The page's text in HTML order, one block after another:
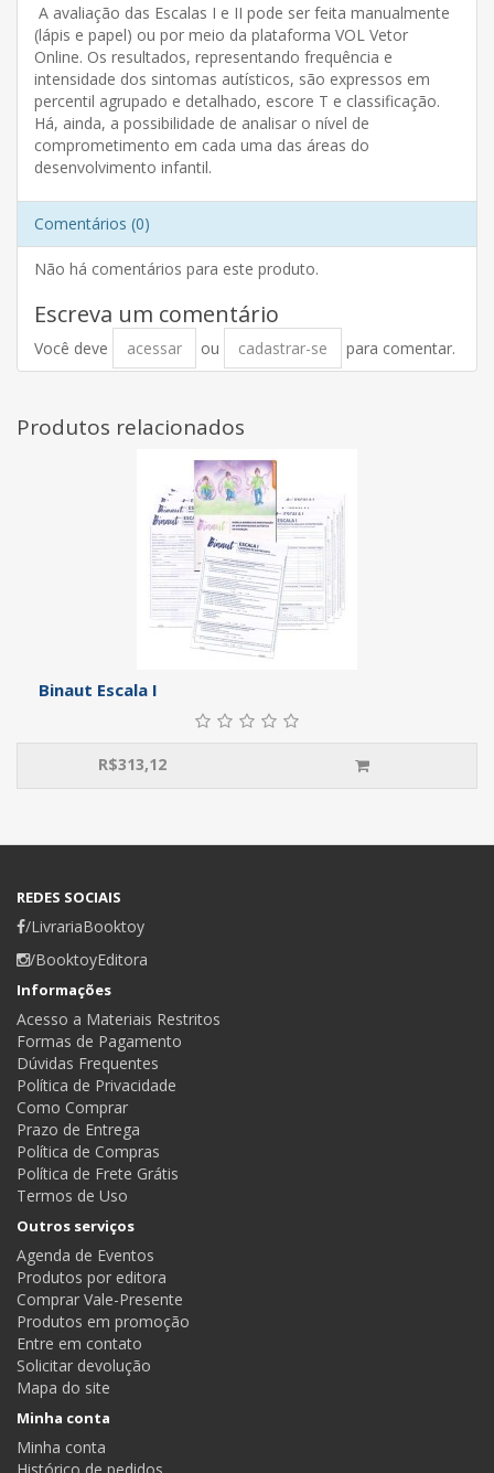
A avaliação das Escalas I e II pode ser feita manualmente
(lápis e papel) ou por meio da plataforma VOL Vetor
Online. Os resultados, representando frequência e
intensidade dos sintomas autísticos, são expressos em
percentil agrupado e detalhado, escore T e classificação.
Há, ainda, a possibilidade de analisar o nível de
comprometimento em cada uma das áreas do
desenvolvimento infantil.
Comentários (0)
Não há comentários para este produto.
Escreva um comentário
Você deve acessar ou cadastrar-se para comentar.
Produtos relacionados
Binaut Escala I
R$313,12
REDES SOCIAIS
/LivrariaBooktoy
/BooktoyEditora
Informações
Acesso a Materiais Restritos
Formas de Pagamento
Dúvidas Frequentes
Política de Privacidade
Como Comprar
Prazo de Entrega
Política de Compras
Política de Frete Grátis
Termos de Uso
Outros serviços
Agenda de Eventos
Produtos por editora
Comprar Vale-Presente
Produtos em promoção
Entre em contato
Solicitar devolução
Mapa do site
Minha conta
Minha conta